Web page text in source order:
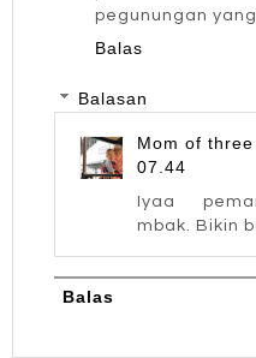
pegunungan
Balas
Balasan
Mom of three
07.44
Iyaa
mbak. Bikin
Balas